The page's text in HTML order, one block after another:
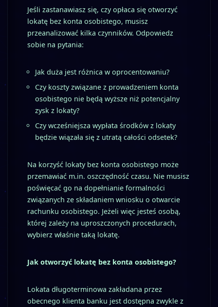
Jeśli zastanawiasz się, czy opłaca się otworzyć
lokatę bez konta osobistego, musisz
przeanalizować kilka czynników. Odpowiedz
sobie na pytania:
Jak duża jest różnica w oprocentowaniu?
Czy koszty związane z prowadzeniem konta
osobistego nie będą wyższe niż potencjalny
zysk z lokaty?
Czy wcześniejsza wypłata środków z lokaty
będzie wiązała się z utratą całości odsetek?
Na korzyść lokaty bez konta osobistego może
przemawiać m.in. oszczędność czasu. Nie musisz
poświęcać go na dopełnianie formalności
związanych ze składaniem wniosku o otwarcie
rachunku osobistego. Jeżeli więc jesteś osobą,
której zależy na uproszczonych procedurach,
wybierz właśnie taką lokatę.
Jak otworzyć lokatę bez konta osobistego?
Lokata długoterminowa zakładana przez
obecnego klienta banku jest dostępna zwykle z